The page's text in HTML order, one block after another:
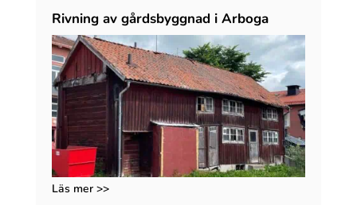
Rivning av gårdsbyggnad i Arboga
Läs mer >>